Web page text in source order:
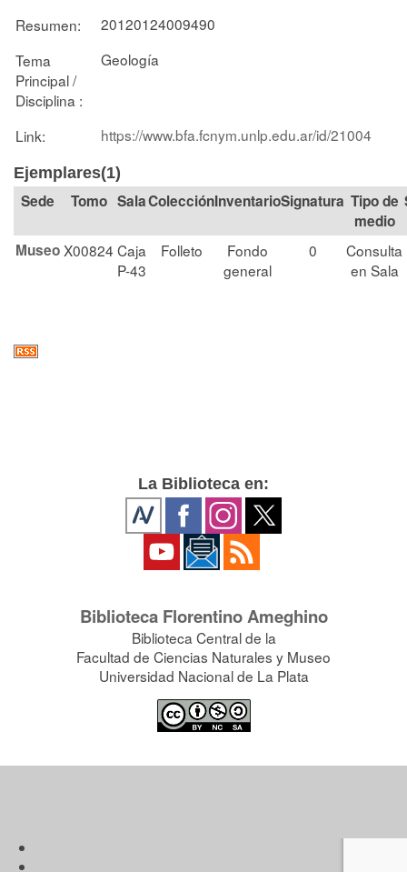
Resumen:
20120124009490
Tema
Principal /
Disciplina :
Geología
Link: https://www.bfa.fcnym.unlp.edu.ar/id/21004
Ejemplares(1)
Tomo SalaColección Signatura Tipo de
medio
MuseoX00824 Caja
P-43
Folleto
Fondo
general
0
Consulta
en Sala
La Biblioteca en:
Biblioteca Florentino Ameghino
Biblioteca Central de la
Facultad de Ciencias Naturales y Museo
Universidad Nacional de La Plata